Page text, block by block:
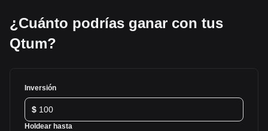
¿Cuánto podrías ganar con tus
Qtum?
Inversión
$
Holdear hasta